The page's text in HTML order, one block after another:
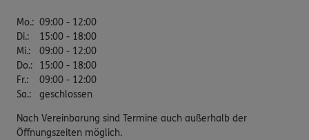
Mo.: 09:00 - 12:00
Di.:
15:00 - 18:00
Mi.:
09:00 - 12:00
Do.:
15:00 - 18:00
Fr.:
09:00 - 12:00
Sa.: geschlossen
Nach Vereinbarung sind Termine auch außerhalb der
Öffnungszeiten möglich.